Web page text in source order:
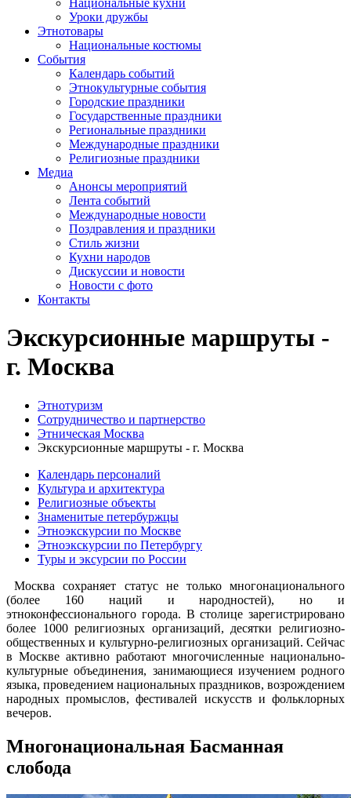
Национальные кухни
Уроки дружбы
Этнотовары
Национальные костюмы
События
Календарь событий
Этнокультурные события
Городские праздники
Государственные праздники
Региональные праздники
Международные праздники
Религиозные праздники
Медиа
Анонсы мероприятий
Лента событий
Международные новости
Поздравления и праздники
Cтиль жизни
Кухни народов
Дискуссии и новости
Новости с фото
Контакты
Экскурсионные маршруты -
г. Москва
Этнотуризм
Сотрудничество и партнерство
Этническая Москва
Экскурсионные маршруты - г. Москва
Календарь персоналий
Культура и архитектура
Религиозные объекты
Знаменитые петербуржцы
Этноэкскурсии по Москве
Этноэкскурсии по Петербургу
Туры и эксурсии по России
Москва сохраняет статус не только многонационального
(более 160 наций и народностей), но и
этноконфессионального города. В столице зарегистрировано
более 1000 религиозных организаций, десятки религиозно-
общественных и культурно-религиозных организаций. Сейчас
в Москве активно работают многочисленные национально-
культурные объединения, занимающиеся изучением родного
языка, проведением национальных праздников, возрождением
народных промыслов, фестивалей искусств и фольклорных
вечеров.
Многонациональная Басманная
слобода